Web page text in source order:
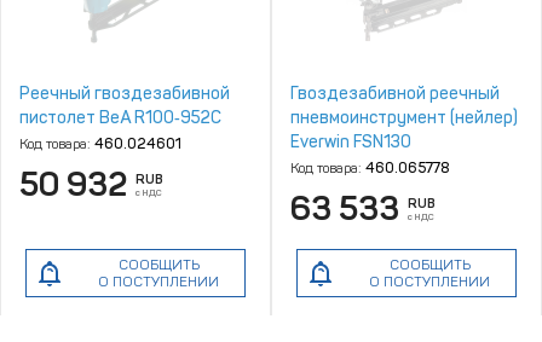
Реечный гвоздезабивной
пистолет BeA R100‑952C
Код товара: 460.024601
50 932 RUB
с НДС
СООБЩИТЬ
О ПОСТУПЛЕНИИ
Гвоздезабивной реечный
пневмоинструмент (нейлер)
Everwin FSN130
Код товара: 460.065778
63 533 RUB
с НДС
СООБЩИТЬ
О ПОСТУПЛЕНИИ